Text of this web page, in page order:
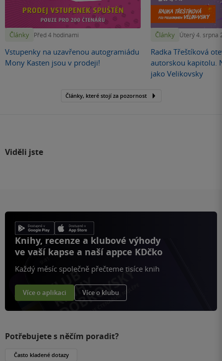
Články Před 4 hodinami
Vstupenky na uzavřenou autogramiádu
Mony Kasten jsou v prodeji!
Články Úterý 4. srpna
Radka Třeštíková
autorskou kapitolu.
jako Velikovsky
Články, které stojí za pozornost
Viděli jste
Knihy, recenze a klubové výhody
ve vaší kapse a naší appce KDčko
Každý měsíc společně přečteme tisíce knih
Více o aplikaci Více o klubu
Potřebujete s něčím poradit?
Často kladené dotazy